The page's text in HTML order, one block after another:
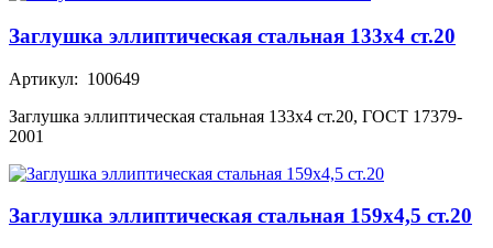
Заглушка эллиптическая стальная 133х4 ст.20
Артикул: 100649
Заглушка эллиптическая стальная 133х4 ст.20, ГОСТ 17379-
2001
Заглушка эллиптическая стальная 159х4,5 ст.20